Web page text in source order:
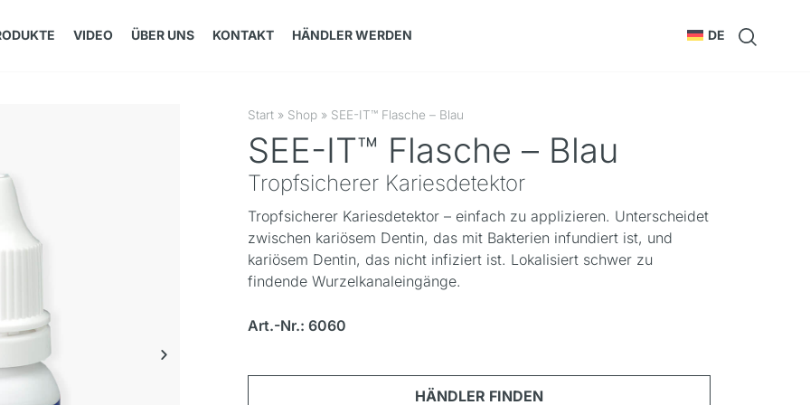
VIDEO ÜBER UNS KONTAKT HÄNDLER WERDEN DE
Start » Shop » SEE-IT™ Flasche – Blau
SEE-IT™ Flasche – Blau
Tropfsicherer Kariesdetektor
Tropfsicherer Kariesdetektor – einfach zu applizieren. Unterscheidet
zwischen kariösem Dentin, das mit Bakterien infundiert ist, und
kariösem Dentin, das nicht infiziert ist. Lokalisiert schwer zu
findende Wurzelkanaleingänge.
Art.-Nr.: 6060